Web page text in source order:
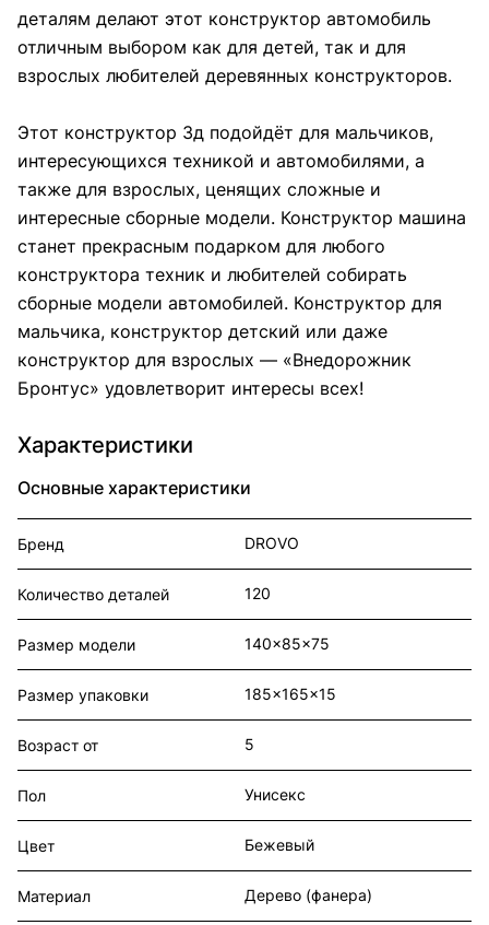
деталям делают этот конструктор автомобиль
отличным выбором как для детей, так и для
взрослых любителей деревянных конструкторов.
Этот конструктор 3д подойдёт для мальчиков,
интересующихся техникой и автомобилями, а
также для взрослых, ценящих сложные и
интересные сборные модели. Конструктор машина
станет прекрасным подарком для любого
конструктора техник и любителей собирать
сборные модели автомобилей. Конструктор для
мальчика, конструктор детский или даже
конструктор для взрослых — «Внедорожник
Бронтус» удовлетворит интересы всех!
Характеристики
Основные характеристики
Бренд DROVO
Количество деталей 120
Размер модели 140x85x75
Размер упаковки 185x165x15
Возраст от 5
Пол Унисекс
Цвет Бежевый
Материал Дерево (фанера)